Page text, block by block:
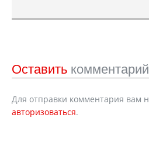
Оставить комментарий
Для отправки комментария вам
авторизоваться.